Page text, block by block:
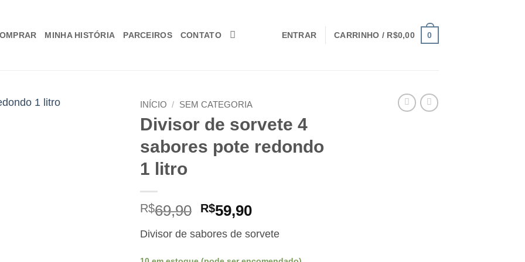
MINHA HISTÓRIA PARCEIROS CONTATO ENTRAR CARRINHO / R$0,00 0
INÍCIO / SEM CATEGORIA
Divisor de sorvete 4
sabores pote redondo
1 litro
R$69,90 O
original
era:
R$59,90O
atual
é:
Divisor de sabores de sorvete